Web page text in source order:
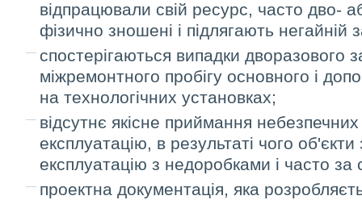
відпрацювали свій ресурс, часто дво-
фізично зношені і підлягають негайній
спостерігаються випадки дворазового
міжремонтного пробігу основного і
на технологічних установках;
відсутнє якісне приймання
експлуатацію, в результаті чого
експлуатацію з недоробками і часто
проектна документація, яка